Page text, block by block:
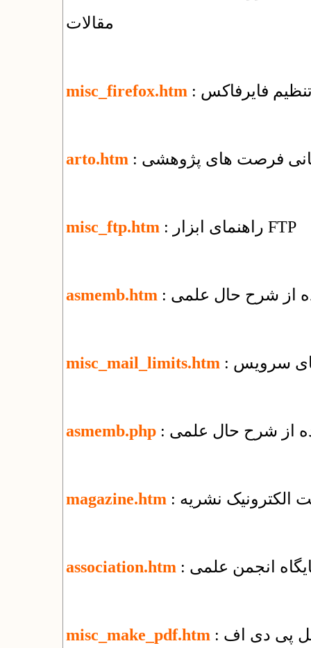
مقالات
misc_firefox.htm تنظیم فایرفاکس
arto.htm فرصت های پژوهشی
misc_ftp.htm : راهنمای ابزار FTP
asmemb.htm از شرح حال علمی
misc_mail_limits.htm
asmemb.php از شرح حال علمی
magazine.htm الکترونیک نشریه
association.htm انجمن علمی
misc_make_pdf.htm